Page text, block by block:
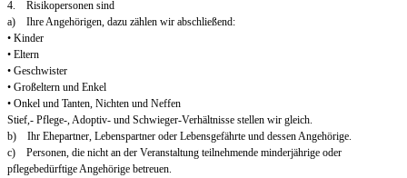
4. Risikopersonen sind
a) Ihre Angehörigen, dazu zählen wir abschließend:
• Kinder
• Eltern
• Geschwister
• Großeltern und Enkel
• Onkel und Tanten, Nichten und Neffen
Stief,- Pflege-, Adoptiv- und Schwieger-Verhältnisse stellen wir gleich.
b) Ihr Ehepartner, Lebenspartner oder Lebensgefährte und dessen Angehörige.
c) Personen, die nicht an der Veranstaltung teilnehmende minderjährige oder
pflegebedürftige Angehörige betreuen.